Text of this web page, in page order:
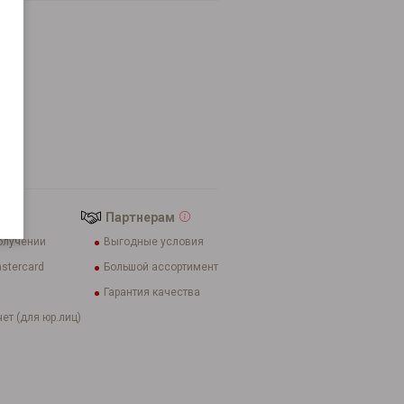
(для юр.лиц)
Партнерам
Выгодные условия
Большой ассортимент
Гарантия качества